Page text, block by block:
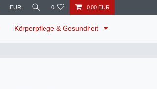
EUR 0 0,00 EUR
Körperpflege & Gesundheit